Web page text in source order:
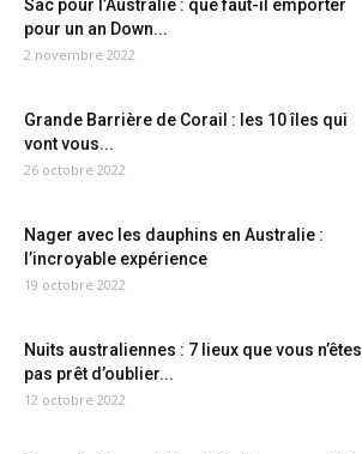
Sac pour l’Australie : que faut-il emporter
pour un an Down...
2 novembre 2022
Grande Barrière de Corail : les 10 îles qui
vont vous...
26 octobre 2022
Nager avec les dauphins en Australie :
l’incroyable expérience
19 octobre 2022
Nuits australiennes : 7 lieux que vous n’êtes
pas prêt d’oublier...
12 octobre 2022